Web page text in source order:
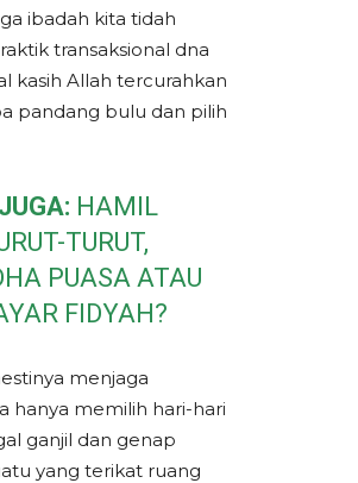
ibadah kita tidah
transaksional dna
kasih Allah tercurahkan
pandang bulu dan pilih
HAMIL
TURUT,
PUASA ATAU
FIDYAH?
menjaga
hanya memilih hari-hari
ganjil dan genap
yang terikat ruang